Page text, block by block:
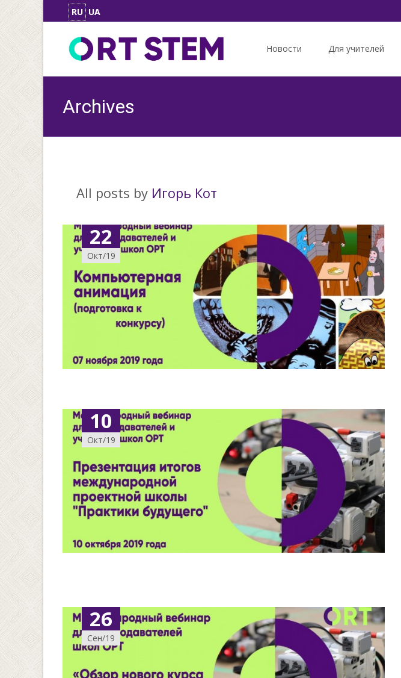
RU UA
Новости Для учителей
Archives
All posts by Игорь Кот
22
Окт/19
10
Окт/19
26
Сен/19